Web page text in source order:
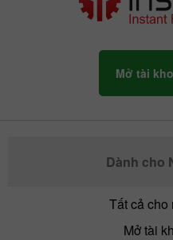
Mở tài
Dành cho
Tất cả cho
Mở tài